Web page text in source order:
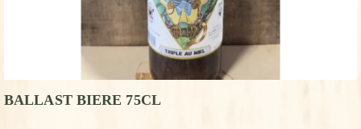
BALLAST BIERE 75CL